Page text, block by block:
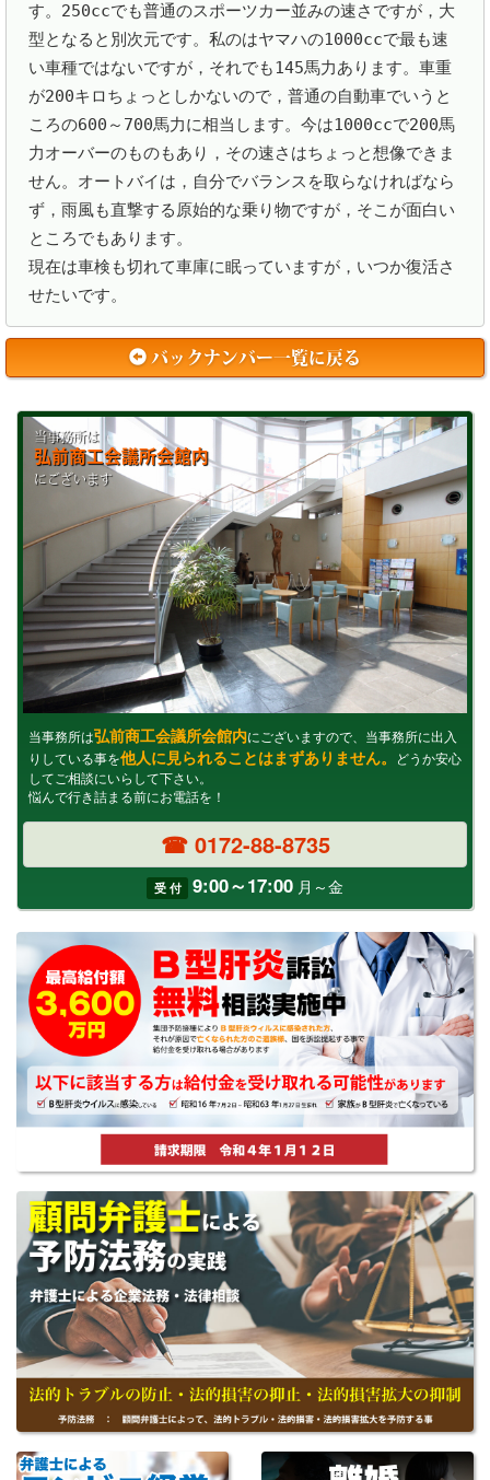
す。250ccでも普通のスポーツカー並みの速さですが，大
型となると別次元です。私のはヤマハの1000ccで最も速
い車種ではないですが，それでも145馬力あります。車重
が200キロちょっとしかないので，普通の自動車でいうと
ころの600～700馬力に相当します。今は1000ccで200馬
力オーバーのものもあり，その速さはちょっと想像できま
せん。オートバイは，自分でバランスを取らなければなら
ず，雨風も直撃する原始的な乗り物ですが，そこが面白い
ところでもあります。
現在は車検も切れて車庫に眠っていますが，いつか復活さ
バックナンバー一覧に戻る
当事務所は
弘前商工会議所会館内
にございます
当事務所は弘前商工会議所会館内にございますので、当事務所に出入
りしている事を他人に見られることはまずありません。
どうか安心
してご相談にいらして下さい。
悩んで行き詰まる前にお電話を！
☎ 0172-88-8735
受 付 9:00～17:00月～金